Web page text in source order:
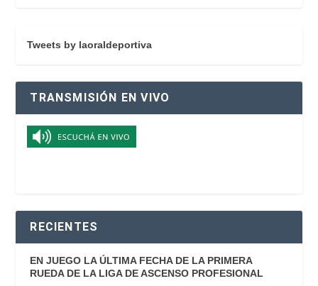
Tweets by laoraldeportiva
TRANSMISIÓN EN VIVO
RECIENTES
EN JUEGO LA ÚLTIMA FECHA DE LA PRIMERA
RUEDA DE LA LIGA DE ASCENSO PROFESIONAL